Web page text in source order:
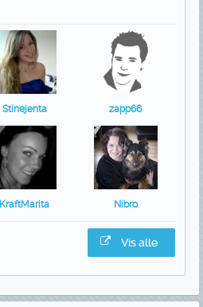
Stinejenta zapp66
KraftMarita Nibro
Vis alle